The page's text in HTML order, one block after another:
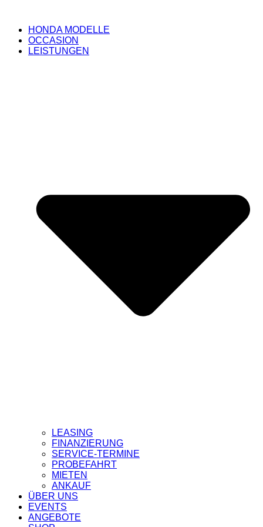
HONDA MODELLE
OCCASION
LEISTUNGEN
LEASING
FINANZIERUNG
SERVICE-TERMINE
PROBEFAHRT
MIETEN
ANKAUF
ÜBER UNS
EVENTS
ANGEBOTE